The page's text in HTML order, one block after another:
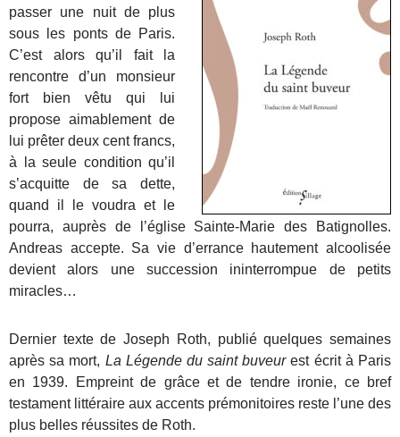
passer une nuit de plus
sous les ponts de Paris.
C’est alors qu’il fait la
rencontre d’un monsieur
fort bien vêtu qui lui
propose aimablement de
lui prêter deux cent francs,
à la seule condition qu’il
s’acquitte de sa dette,
quand il le voudra et le
pourra, auprès de l’église Sainte-Marie des Batignolles.
Andreas accepte. Sa vie d’errance hautement alcoolisée
devient alors une succession ininterrompue de petits
miracles…
Dernier texte de Joseph Roth, publié quelques semaines
après sa mort, La Légende du saint buveurest écrit à Paris
en 1939. Empreint de grâce et de tendre ironie, ce bref
testament littéraire aux accents prémonitoires reste l’une des
plus belles réussites de Roth.